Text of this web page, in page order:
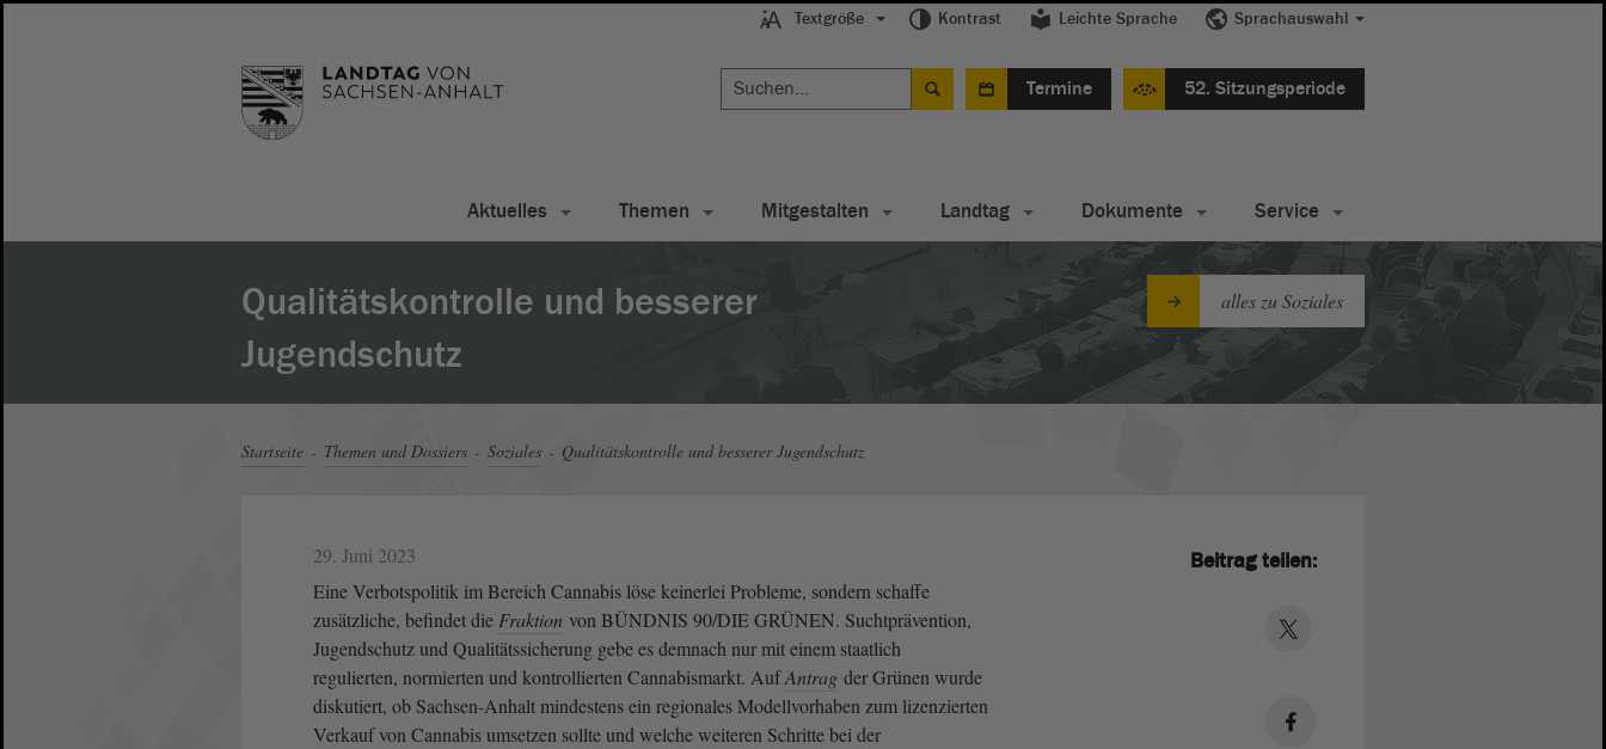
Textgröße Kontrast Leichte Sprache Sprachauswahl
Termine 52. Sitzungsperiode
Aktuelles Themen Mitgestalten Landtag Dokumente Service
Qualitätskontrolle und besserer
Jugendschutz
alles zu Soziales
Startseite Themen und Dossiers Soziales Qualitätskontrolle und besserer Jugendschutz
29. Juni 2023
Eine Verbotspolitik im Bereich Cannabis löse keinerlei Probleme, sondern schaffe
zusätzliche, befindet die Fraktion von BÜNDNIS 90/DIE GRÜNEN. Suchtprävention,
Jugendschutz und Qualitätssicherung gebe es demnach nur mit einem staatlich
regulierten, normierten und kontrollierten Cannabismarkt. AufAntrag der Grünen wurde
diskutiert, ob Sachsen-Anhalt mindestens ein regionales Modellvorhaben zum lizenzierten
Verkauf von Cannabis umsetzen sollte und welche weiteren Schritte bei der
Beitrag teilen: